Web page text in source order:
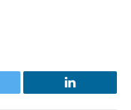
LinkedIn